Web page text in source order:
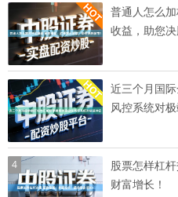
普通人怎么
收益，助您
近三个月国
风控系统对
4
股票怎样杠
财富增长！